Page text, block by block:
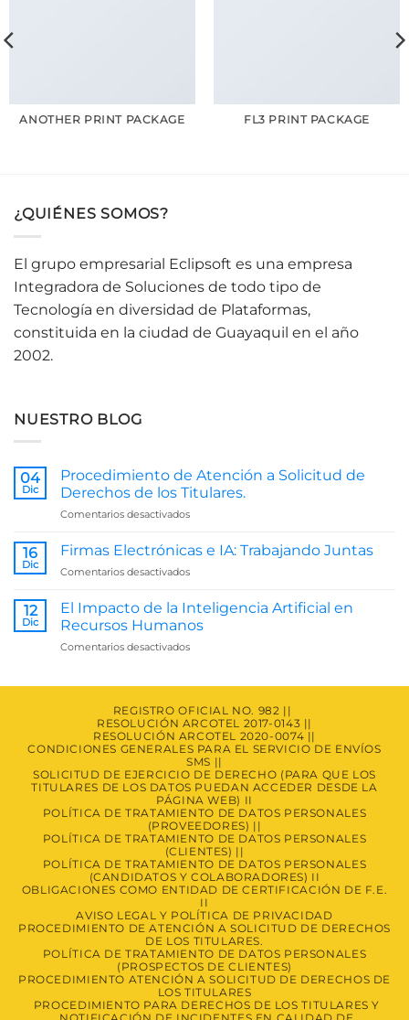
ANOTHER PRINT PACKAGE FL3 PRINT PACKAGE
¿QUIÉNES SOMOS?
El grupo empresarial Eclipsoft es una empresa
Integradora de Soluciones de todo tipo de
Tecnología en diversidad de Plataformas,
constituida en la ciudad de Guayaquil en el año
2002.
NUESTRO BLOG
04
Dic
Procedimiento de Atención a Solicitud de
Derechos de los Titulares.
Comentarios desactivadosen
de
a
de
Derechos
los
16
Dic
Firmas Electrónicas e IA: Trabajando Juntas
Comentarios desactivadosen
Electrónicas
IA:
Trabajando
12
Dic
El Impacto de la Inteligencia Artificial en
Recursos Humanos
Comentarios desactivadosen
la
Inteligencia
Artificial
en
Recursos
Humanos
REGISTRO OFICIAL NO. 982 ||
RESOLUCIÓN ARCOTEL 2017-0143 ||
RESOLUCIÓN ARCOTEL 2020-0074 ||
CONDICIONES GENERALES PARA EL SERVICIO DE ENVÍOS
SMS ||
SOLICITUD DE EJERCICIO DE DERECHO (PARA QUE LOS
TITULARES DE LOS DATOS PUEDAN ACCEDER DESDE LA
PÁGINA WEB) II
POLÍTICA DE TRATAMIENTO DE DATOS PERSONALES
(PROVEEDORES) ||
POLÍTICA DE TRATAMIENTO DE DATOS PERSONALES
(CLIENTES) ||
POLÍTICA DE TRATAMIENTO DE DATOS PERSONALES
(CANDIDATOS Y COLABORADORES) II
OBLIGACIONES COMO ENTIDAD DE CERTIFICACIÓN DE F.E.
II
AVISO LEGAL Y POLÍTICA DE PRIVACIDAD
PROCEDIMIENTO DE ATENCIÓN A SOLICITUD DE DERECHOS
DE LOS TITULARES.
POLÍTICA DE TRATAMIENTO DE DATOS PERSONALES
(PROSPECTOS DE CLIENTES)
PROCEDIMIENTO ATENCIÓN A SOLICITUD DE DERECHOS DE
LOS TITULARES
PROCEDIMIENTO PARA DERECHOS DE LOS TITULARES Y